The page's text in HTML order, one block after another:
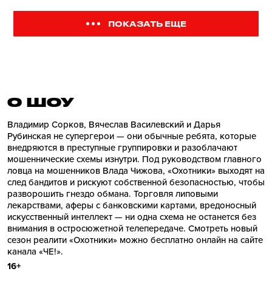
ПОКАЗАТЬ ЕЩЕ
О ШОУ
Владимир Сорков, Вячеслав Василевский и Дарья
Рубинская не супергерои — они обычные ребята, которые
внедряются в преступные группировки и разоблачают
мошеннические схемы изнутри. Под руководством главного
ловца на мошенников Влада Чижова, «Охотники» выходят на
след бандитов и рискуют собственной безопасностью, чтобы
разворошить гнездо обмана. Торговля липовыми
лекарствами, аферы с банковскими картами, вредоносный
искусственный интеллект — ни одна схема не останется без
внимания в остросюжетной телепередаче. Смотреть новый
сезон реалити «Охотники» можно бесплатно онлайн на сайте
канала «ЧЕ!».
16+